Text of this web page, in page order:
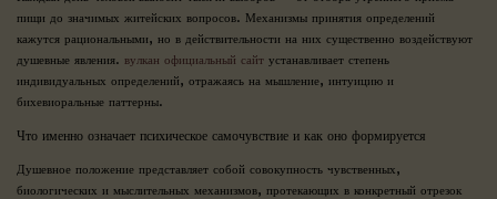
o
n
i
n
пищи до значимых житейских вопросов. Механизмы принятия определений
кажутся рациональными, но в действительности на них существенно воздействуют
душевные явления. вулкан официальный сайт устанавливает степень
индивидуальных определений, отражаясь на мышление, интуицию и
бихевиоральные паттерны.
Что именно означает психическое самочувствие и как оно формируется
Душевное положение представляет собой совокупность чувственных,
биологических и мыслительных механизмов, протекающих в конкретный отрезок